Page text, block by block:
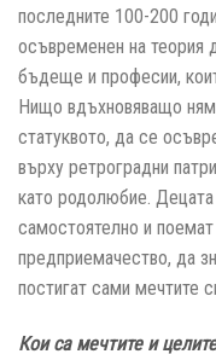
последните 100-200
осъвременен на теория
бъдеще и професии,
Нищо вдъхновяващо
статуквото, да се
върху ретроградни
като родолюбие.
самостоятелно и
предприемачество, да
постигат сами мечтите
Кои са мечтите и